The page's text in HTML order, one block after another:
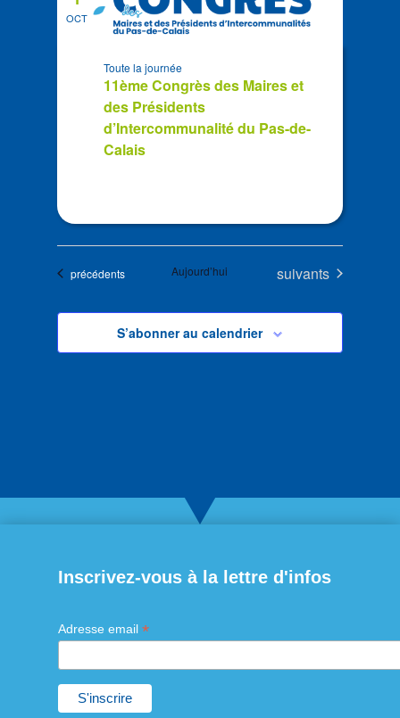
OCT
11ème Congrès des Maires et
des Présidents
d’Intercommunalité du Pas-de-
Calais
Toute la journée
Évènements
précédents Aujourd’hui Évènements
suivants
S’abonner au calendrier
Inscrivez-vous à la lettre d'infos
Adresse email *